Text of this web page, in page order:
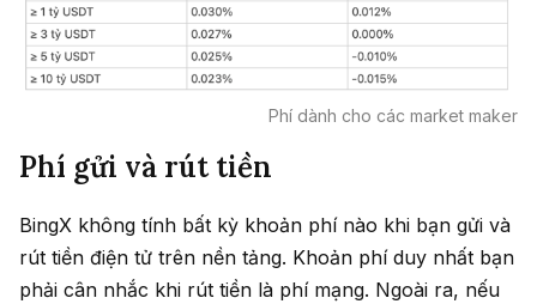
Phí dành cho các market maker
Phí gửi và rút tiền
BingX không tính bất kỳ khoản phí nào khi bạn gửi và
rút tiền điện tử trên nền tảng. Khoản phí duy nhất bạn
phải cân nhắc khi rút tiền là phí mạng. Ngoài ra, nếu